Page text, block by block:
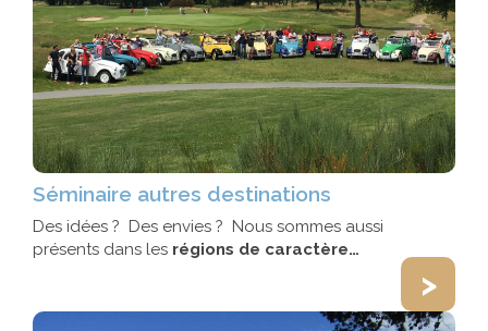
Séminaire autres destinations
Des idées ? Des envies ? Nous sommes aussi
présents dans les régions de caractère…
>